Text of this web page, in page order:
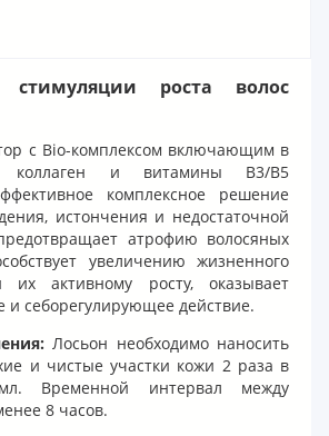
роста волос
с Bio-комплексом включающим в
коллаген и витамины B3/B5
комплексное решение
истончения и недостаточной
атрофию волосяных
увеличению жизненного
активному росту, оказывает
и себорегулирующее действие.
Лосьон необходимо наносить
и чистые участки кожи 2 раза в
Временной интервал между
8 часов.